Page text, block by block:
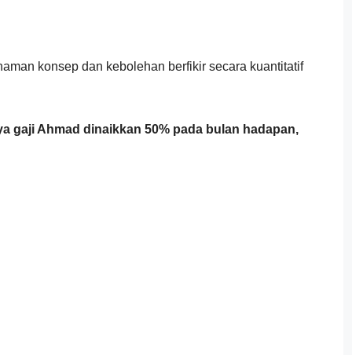
konsep dan kebolehan berfikir secara kuantitatif
gaji Ahmad dinaikkan 50% pada bulan hadapan,